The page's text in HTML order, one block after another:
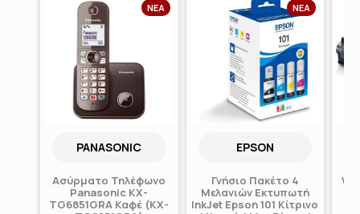
ΝΈΑ
PANASONIC
Ασύρματο Τηλέφωνο
Panasonic KX-
TG6851GRA Καφέ (KX-
ΝΈΑ
EPSON
Γνήσιο Πακέτο 4
Μελανιών Εκτυπωτή
InkJet Epson 101 Κίτρινο